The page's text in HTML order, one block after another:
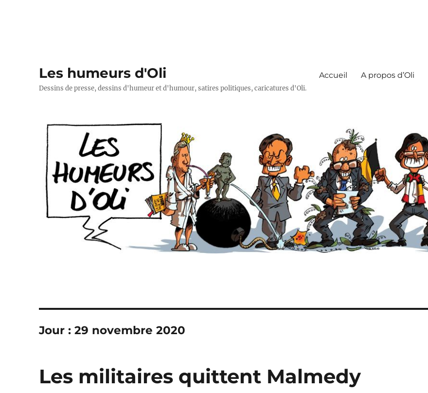
Les humeurs d'Oli
Dessins de presse, dessins d'humeur et d'humour, satires politiques, caricatures d'Oli.
Accueil A propos d’Oli
Jour :29 novembre 2020
Les militaires quittent Malmedy